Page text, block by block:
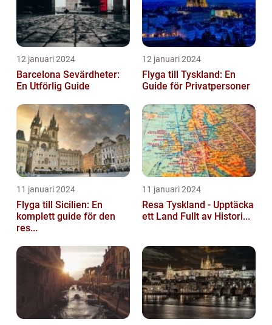
12 januari 2024
Barcelona Sevärdheter:
En Utförlig Guide
12 januari 2024
Flyga till Tyskland: En
Guide för Privatpersoner
11 januari 2024
Flyga till Sicilien: En
komplett guide för den
res...
11 januari 2024
Resa Tyskland - Upptäcka
ett Land Fullt av Histori...